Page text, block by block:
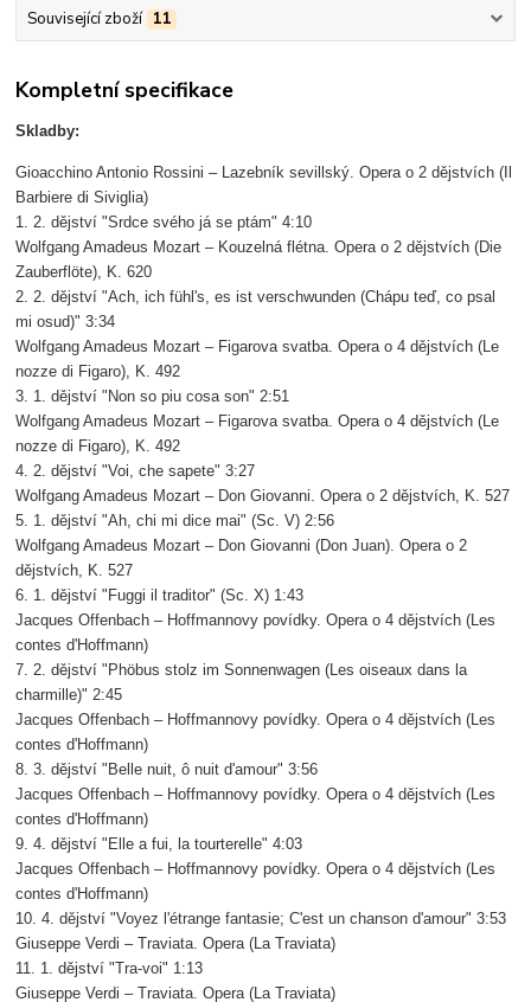
Související zboží 11
Kompletní specifikace
Skladby:
Gioacchino Antonio Rossini – Lazebník sevillský. Opera o 2 dějstvích (Il
Barbiere di Siviglia)
1. 2. dějství "Srdce svého já se ptám" 4:10
Wolfgang Amadeus Mozart – Kouzelná flétna. Opera o 2 dějstvích (Die
Zauberflöte), K. 620
2. 2. dějství "Ach, ich fühl's, es ist verschwunden (Chápu teď, co psal
mi osud)" 3:34
Wolfgang Amadeus Mozart – Figarova svatba. Opera o 4 dějstvích (Le
nozze di Figaro), K. 492
3. 1. dějství "Non so piu cosa son" 2:51
Wolfgang Amadeus Mozart – Figarova svatba. Opera o 4 dějstvích (Le
nozze di Figaro), K. 492
4. 2. dějství "Voi, che sapete" 3:27
Wolfgang Amadeus Mozart – Don Giovanni. Opera o 2 dějstvích, K. 527
5. 1. dějství "Ah, chi mi dice mai" (Sc. V) 2:56
Wolfgang Amadeus Mozart – Don Giovanni (Don Juan). Opera o 2
dějstvích, K. 527
6. 1. dějství "Fuggi il traditor" (Sc. X) 1:43
Jacques Offenbach – Hoffmannovy povídky. Opera o 4 dějstvích (Les
contes d'Hoffmann)
7. 2. dějství "Phöbus stolz im Sonnenwagen (Les oiseaux dans la
charmille)" 2:45
Jacques Offenbach – Hoffmannovy povídky. Opera o 4 dějstvích (Les
contes d'Hoffmann)
8. 3. dějství "Belle nuit, ô nuit d'amour" 3:56
Jacques Offenbach – Hoffmannovy povídky. Opera o 4 dějstvích (Les
contes d'Hoffmann)
9. 4. dějství "Elle a fui, la tourterelle" 4:03
Jacques Offenbach – Hoffmannovy povídky. Opera o 4 dějstvích (Les
contes d'Hoffmann)
10. 4. dějství "Voyez l'étrange fantasie; C'est un chanson d'amour" 3:53
Giuseppe Verdi – Traviata. Opera (La Traviata)
11. 1. dějství "Tra-voi" 1:13
Giuseppe Verdi – Traviata. Opera (La Traviata)